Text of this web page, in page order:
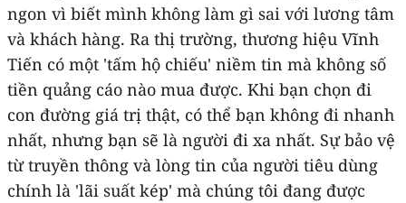
ngon vì biết mình không làm gì sai với lương tâm
và khách hàng. Ra thị trường, thương hiệu Vĩnh
Tiến có một 'tấm hộ chiếu' niềm tin mà không số
tiền quảng cáo nào mua được. Khi bạn chọn đi
con đường giá trị thật, có thể bạn không đi nhanh
nhất, nhưng bạn sẽ là người đi xa nhất. Sự bảo vệ
từ truyền thông và lòng tin của người tiêu dùng
chính là 'lãi suất kép' mà chúng tôi đang được